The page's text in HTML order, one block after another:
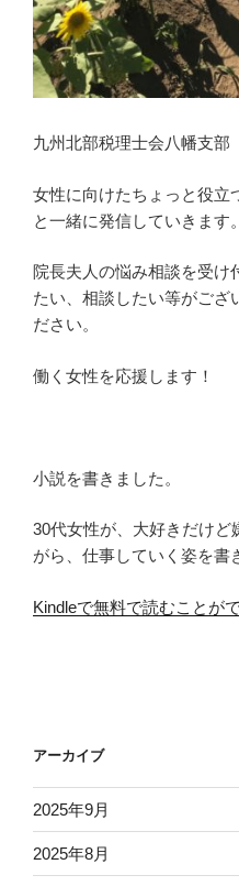
九州北部税理士会八幡支
女性に向けたちょっと役立
と一緒に発信していきます。
院長夫人の悩み相談を受け
たい、相談したい等がござ
ださい。
働く女性を応援します！
小説を書きました。
30代女性が、大好きだけど
がら、仕事していく姿を書
Kindleで無料で読むことがで
アーカイブ
2025年9月
2025年8月